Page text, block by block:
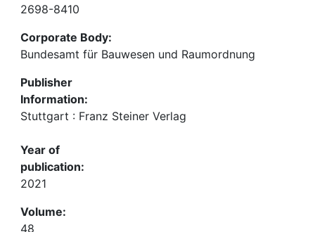
2698-8410
Corporate Body:
Bundesamt für Bauwesen und Raumordnung
Publisher
Information:
Stuttgart : Franz Steiner Verlag
Year of
publication:
2021
Volume:
48